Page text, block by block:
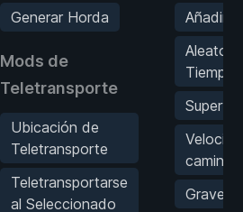
Generar Horda
Mods de
Teletransporte
Ubicación de
Teletransporte
Teletransportarse
al Seleccionado
Añadir
Tiempo